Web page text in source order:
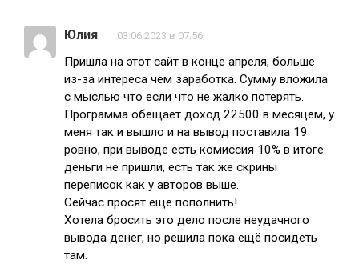
Юлия 03.06.2023 в 07:56
Пришла на этот сайт в конце апреля, больше
из-за интереса чем заработка. Сумму вложила
с мыслью что если что не жалко потерять.
Программа обещает доход 22500 в месяцем, у
меня так и вышло и на вывод поставила 19
ровно, при выводе есть комиссия 10% в итоге
деньги не пришли, есть так же скрины
переписок как у авторов выше.
Сейчас просят еще пополнить!
Хотела бросить это дело после неудачного
вывода денег, но решила пока ещё посидеть
там.